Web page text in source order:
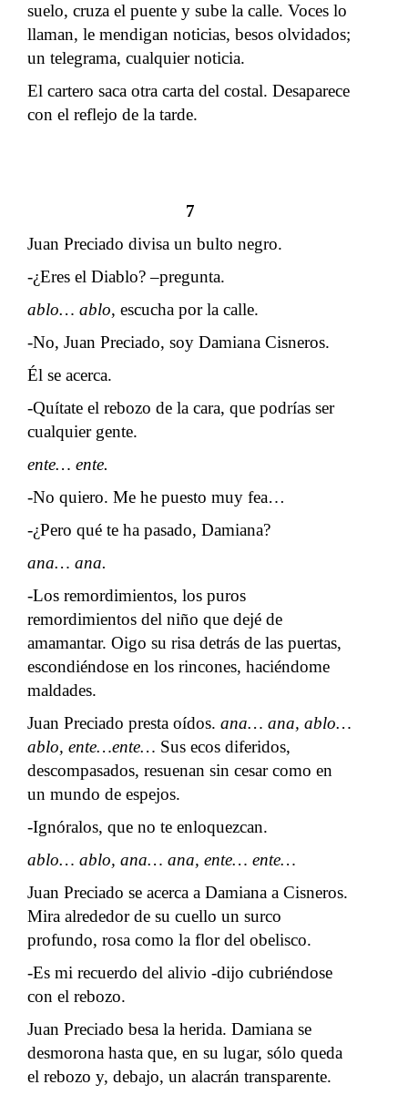
suelo, cruza el puente y sube la calle. Voces lo
llaman, le mendigan noticias, besos olvidados;
un telegrama, cualquier noticia.
El cartero saca otra carta del costal. Desaparece
con el reflejo de la tarde.
7
Juan Preciado divisa un bulto negro.
-¿Eres el Diablo? –pregunta.
ablo… ablo, escucha por la calle.
-No, Juan Preciado, soy Damiana Cisneros.
Él se acerca.
-Quítate el rebozo de la cara, que podrías ser
cualquier gente.
ente… ente.
-No quiero. Me he puesto muy fea…
-¿Pero qué te ha pasado, Damiana?
ana… ana.
-Los remordimientos, los puros
remordimientos del niño que dejé de
amamantar. Oigo su risa detrás de las puertas,
escondiéndose en los rincones, haciéndome
maldades.
Juan Preciado presta oídos. ana… ana, ablo…
ablo, ente…ente… Sus ecos diferidos,
descompasados, resuenan sin cesar como en
un mundo de espejos.
-Ignóralos, que no te enloquezcan.
ablo… ablo, ana… ana, ente… ente…
Juan Preciado se acerca a Damiana a Cisneros.
Mira alrededor de su cuello un surco
profundo, rosa como la flor del obelisco.
-Es mi recuerdo del alivio -dijo cubriéndose
con el rebozo.
Juan Preciado besa la herida. Damiana se
desmorona hasta que, en su lugar, sólo queda
el rebozo y, debajo, un alacrán transparente.